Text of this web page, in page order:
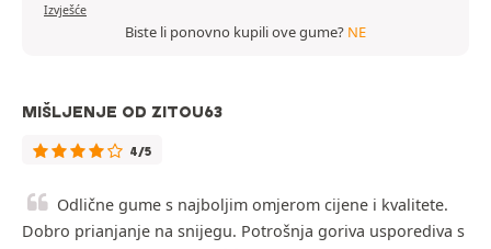
Izvješće
Biste li ponovno kupili ove gume? NE
MIŠLJENJE OD ZITOU63
4/5
Odlične gume s najboljim omjerom cijene i kvalitete.
Dobro prianjanje na snijegu. Potrošnja goriva usporediva s